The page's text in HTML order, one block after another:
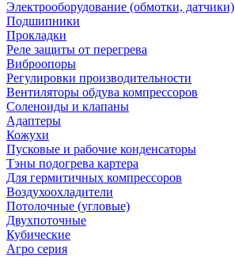
Электрооборудование (обмотки, датчики)
Подшипники
Прокладки
Реле защиты от перегрева
Виброопоры
Регулировки производительности
Вентиляторы обдува компрессоров
Соленоиды и клапаны
Адаптеры
Кожухи
Пусковые и рабочие конденсаторы
Тэны подогрева картера
Для гермитичных компрессоров
Воздухоохладители
Потолочные (угловые)
Двухпоточные
Кубические
Агро серия